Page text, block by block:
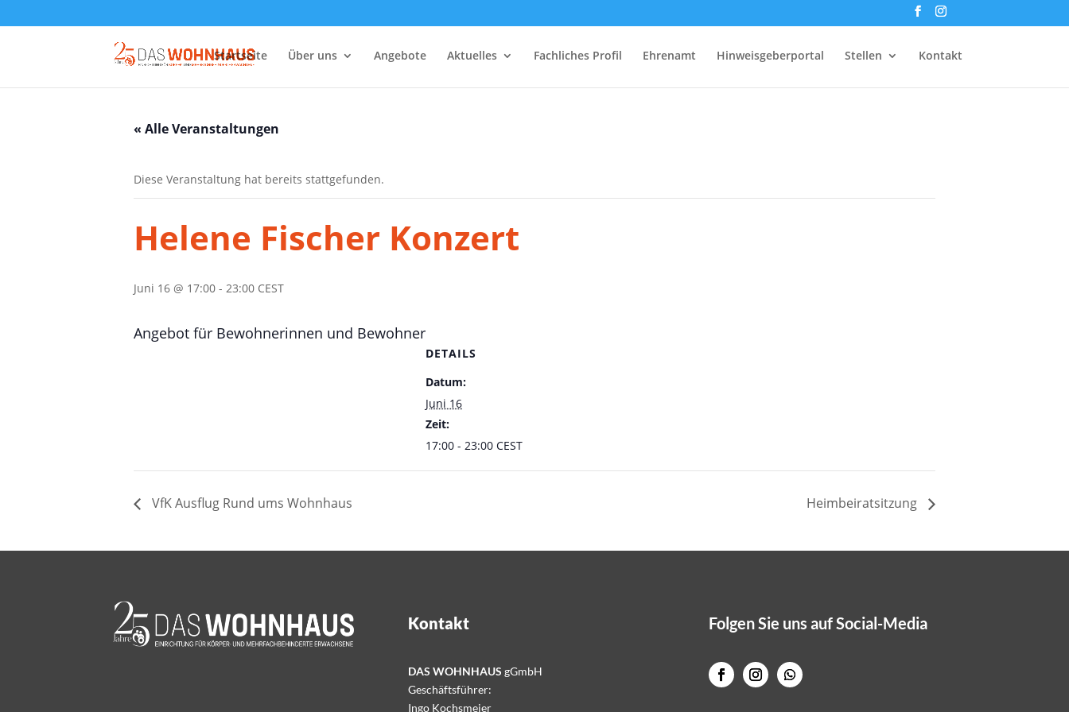
Startseite Über uns Angebote Aktuelles Fachliches Profil Ehrenamt Hinweisgeberportal Stellen Kontakt
« Alle Veranstaltungen
Diese Veranstaltung hat bereits stattgefunden.
Helene Fischer Konzert
Juni 16 @ 17:00 - 23:00 CEST
Angebot für Bewohnerinnen und Bewohner
DETAILS
Datum:
Juni 16
Zeit:
17:00 - 23:00 CEST
VfK Ausflug Rund ums Wohnhaus Heimbeiratsitzung
Kontakt
DAS WOHNHAUS gGmbH
Geschäftsführer:
Ingo Kochsmeier
Folgen Sie uns auf Social-Media